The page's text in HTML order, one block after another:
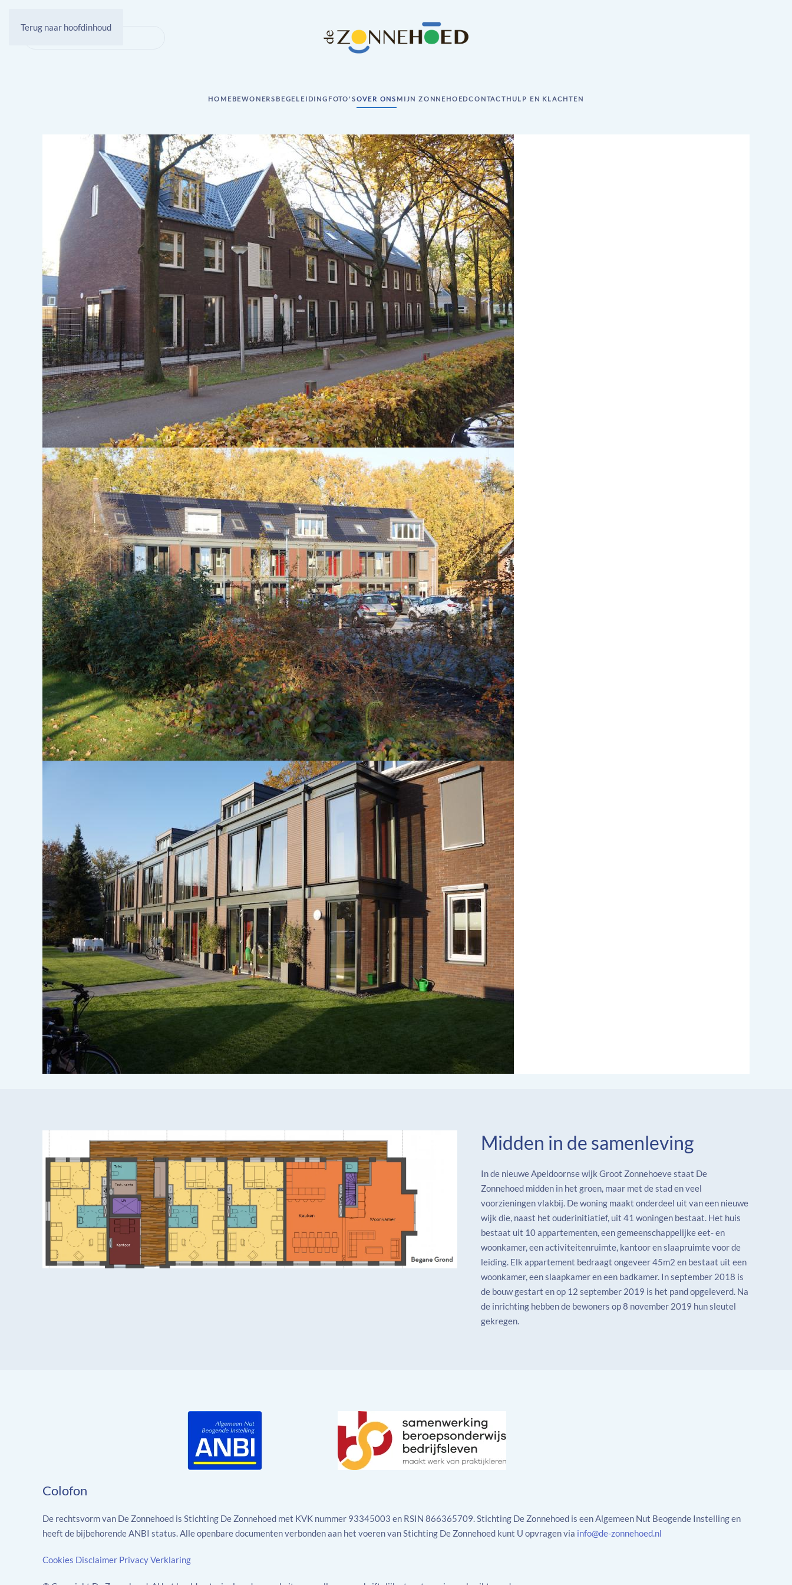
Terug naar hoofdinhoud
HOMEBEWONERS BEGELEIDING FOTO'SOVER ONS MIJN ZONNEHOEDCONTACTHULP EN KLACHTEN
Midden in de samenleving
In de nieuwe Apeldoornse wijk Groot Zonnehoeve staat De
Zonnehoed midden in het groen, maar met de stad en veel
voorzieningen vlakbij. De woning maakt onderdeel uit van een nieuwe
wijk die, naast het ouderinitiatief, uit 41 woningen bestaat. Het huis
bestaat uit 10 appartementen, een gemeenschappelijke eet- en
woonkamer, een activiteitenruimte, kantoor en slaapruimte voor de
leiding. Elk appartement bedraagt ongeveer 45m2 en bestaat uit een
woonkamer, een slaapkamer en een badkamer. In september 2018 is
de bouw gestart en op 12 september 2019 is het pand opgeleverd. Na
de inrichting hebben de bewoners op 8 november 2019 hun sleutel
gekregen.
Colofon
De rechtsvorm van De Zonnehoed is Stichting De Zonnehoed met KVK nummer 93345003 en RSIN 866365709. Stichting De Zonnehoed is een Algemeen Nut Beogende Instelling en
heeft de bijbehorende ANBI status. Alle openbare documenten verbonden aan het voeren van Stichting De Zonnehoed kunt U opvragen via info@de-zonnehoed.nl
Cookies Disclaimer Privacy Verklaring